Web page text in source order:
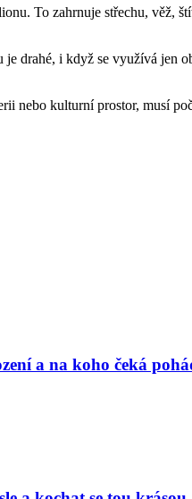
To zahrnuje střechu,
drahé, i když se využívá jen
kulturní prostor, musí
a na koho čeká